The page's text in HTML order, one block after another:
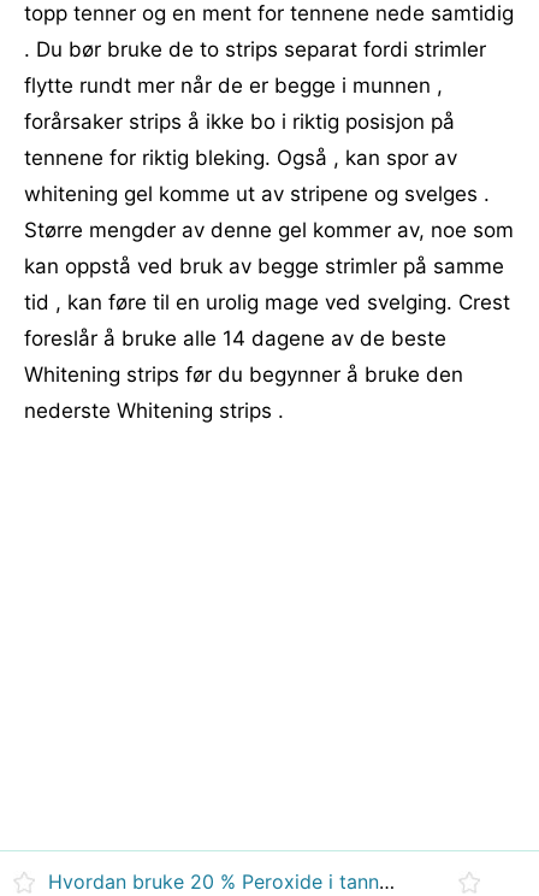
topp tenner og en ment for tennene nede samtidig
. Du bør bruke de to strips separat fordi strimler
flytte rundt mer når de er begge i munnen ,
forårsaker strips å ikke bo i riktig posisjon på
tennene for riktig bleking. Også , kan spor av
whitening gel komme ut av stripene og svelges .
Større mengder av denne gel kommer av, noe som
kan oppstå ved bruk av begge strimler på samme
tid , kan føre til en urolig mage ved svelging. Crest
foreslår å bruke alle 14 dagene av de beste
Whitening strips før du begynner å bruke den
nederste Whitening strips .
Hvordan bruke 20 % Peroxide i tannpuss